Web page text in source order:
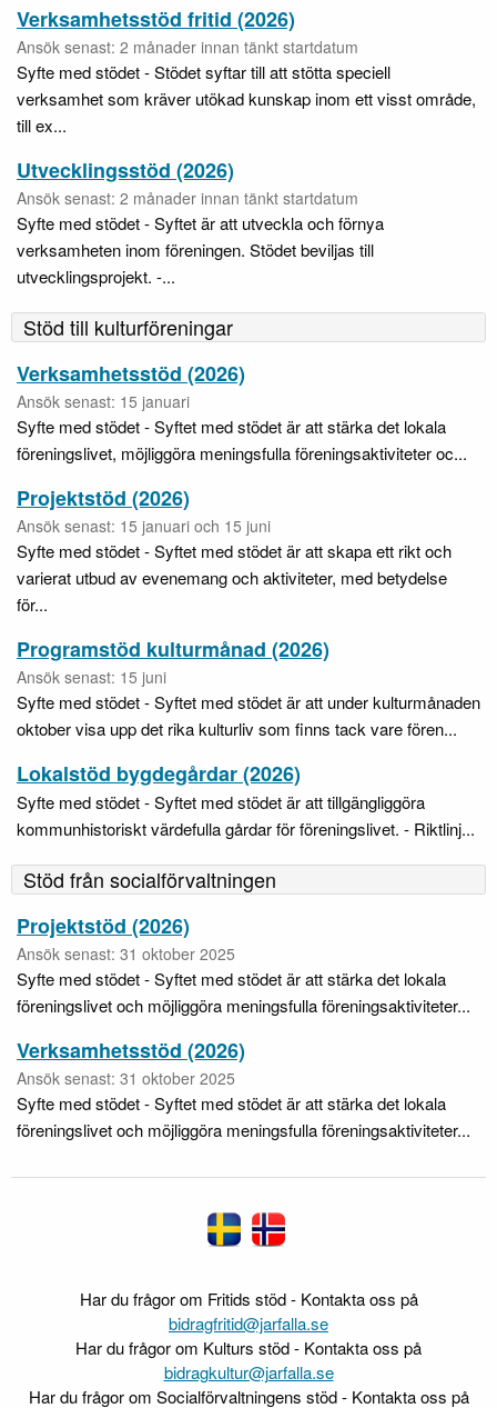
Verksamhetsstöd fritid (2026)
Ansök senast: 2 månader innan tänkt startdatum
Syfte med stödet - Stödet syftar till att stötta speciell
verksamhet som kräver utökad kunskap inom ett visst område,
till ex...
Utvecklingsstöd (2026)
Ansök senast: 2 månader innan tänkt startdatum
Syfte med stödet - Syftet är att utveckla och förnya
verksamheten inom föreningen. Stödet beviljas till
utvecklingsprojekt. -...
Stöd till kulturföreningar
Verksamhetsstöd (2026)
Ansök senast: 15 januari
Syfte med stödet - Syftet med stödet är att stärka det lokala
föreningslivet, möjliggöra meningsfulla föreningsaktiviteter oc...
Projektstöd (2026)
Ansök senast: 15 januari och 15 juni
Syfte med stödet - Syftet med stödet är att skapa ett rikt och
varierat utbud av evenemang och aktiviteter, med betydelse
för...
Programstöd kulturmånad (2026)
Ansök senast: 15 juni
Syfte med stödet - Syftet med stödet är att under kulturmånaden
oktober visa upp det rika kulturliv som finns tack vare fören...
Lokalstöd bygdegårdar (2026)
Syfte med stödet - Syftet med stödet är att tillgängliggöra
kommunhistoriskt värdefulla gårdar för föreningslivet. - Riktlinj...
Stöd från socialförvaltningen
Projektstöd (2026)
Ansök senast: 31 oktober 2025
Syfte med stödet - Syftet med stödet är att stärka det lokala
föreningslivet och möjliggöra meningsfulla föreningsaktiviteter...
Verksamhetsstöd (2026)
Ansök senast: 31 oktober 2025
Syfte med stödet - Syftet med stödet är att stärka det lokala
föreningslivet och möjliggöra meningsfulla föreningsaktiviteter...
Har du frågor om Fritids stöd - Kontakta oss på
bidragfritid@jarfalla.se
Har du frågor om Kulturs stöd - Kontakta oss på
bidragkultur@jarfalla.se
Har du frågor om Socialförvaltningens stöd - Kontakta oss på